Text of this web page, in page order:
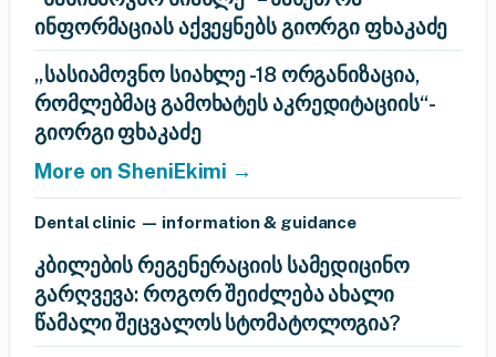
ინფორმაციას აქვეყნებს გიორგი ფხაკაძე
„სასიამოვნო სიახლე -18 ორგანიზაცია,
რომლებმაც გამოხატეს აკრედიტაციის“-
გიორგი ფხაკაძე
More on SheniEkimi →
Dental clinic — information & guidance
კბილების რეგენერაციის სამედიცინო
გარღვევა: როგორ შეიძლება ახალი
წამალი შეცვალოს სტომატოლოგია?